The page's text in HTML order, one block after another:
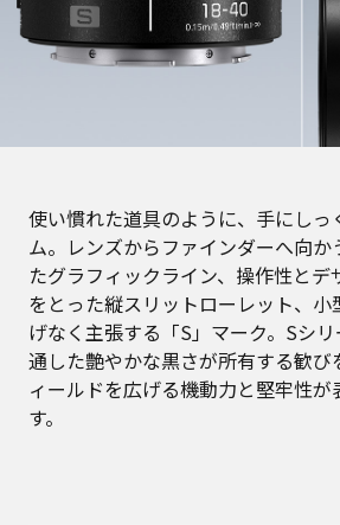
使い慣れた道具のように、手にしっ
ム。レンズからファインダーへ向か
たグラフィックライン、操作性とデ
をとった縦スリットローレット、小
げなく主張する「S」マーク。Sシ
通した艶やかな黒さが所有する歓び
ィールドを広げる機動力と堅牢性が
す。